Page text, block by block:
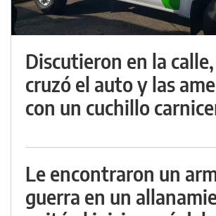
Discutieron en la
cruzó el auto y las
con un cuchillo
Le encontraron un
guerra en un